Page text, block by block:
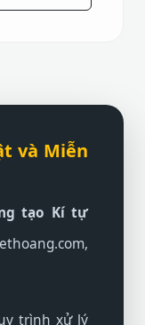
và Miễn
tạo Kí tự
trình xử lý